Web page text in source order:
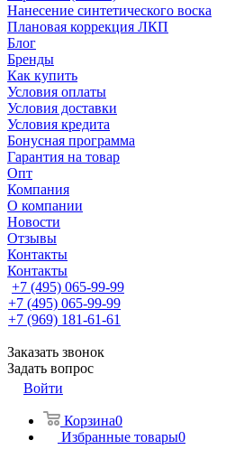
Нанесение синтетического воска
Плановая коррекция ЛКП
Блог
Бренды
Как купить
Условия оплаты
Условия доставки
Условия кредита
Бонусная программа
Гарантия на товар
Опт
Компания
О компании
Новости
Отзывы
Контакты
Контакты
+7 (495) 065-99-99
+7 (495) 065-99-99
+7 (969) 181-61-61
Заказать звонок
Задать вопрос
Войти
Корзина0
Избранные товары0